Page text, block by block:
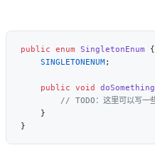
public enum SingletonEnum
    SINGLETONENUM
    public
void doSomething